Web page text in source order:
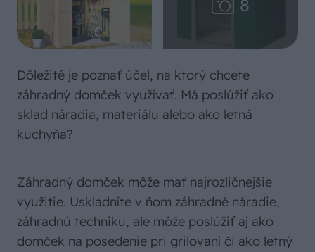
Dôležité je poznať účel, na ktorý chcete
záhradný domček využívať. Má poslúžiť ako
sklad náradia, materiálu alebo ako letná
kuchyňa?
Záhradný domček môže mať najrozličnejšie
využitie. Uskladníte v ňom záhradné náradie,
záhradnú techniku, ale môže poslúžiť aj ako
domček na posedenie pri grilovaní či ako letný